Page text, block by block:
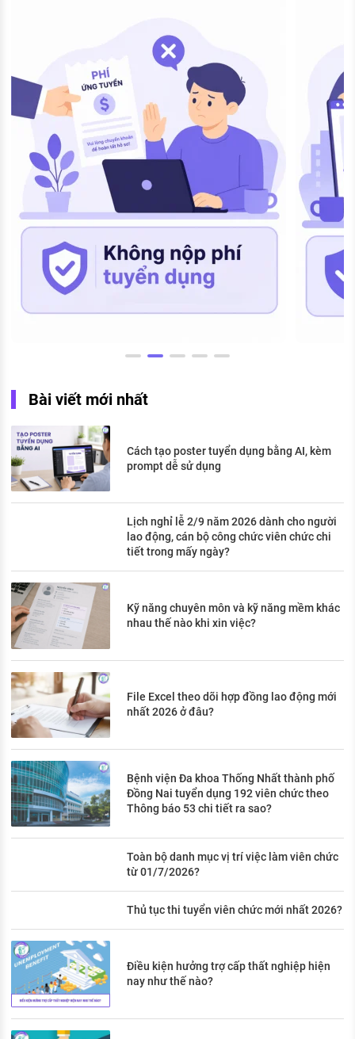
Bài viết mới nhất
Cách tạo poster tuyển dụng bằng AI, kèm
prompt dễ sử dụng
Lịch nghỉ lễ 2/9 năm 2026 dành cho người
lao động, cán bộ công chức viên chức chi
tiết trong mấy ngày?
Kỹ năng chuyên môn và kỹ năng mềm khác
nhau thế nào khi xin việc?
File Excel theo dõi hợp đồng lao động mới
nhất 2026 ở đâu?
Bệnh viện Đa khoa Thống Nhất thành phố
Đồng Nai tuyển dụng 192 viên chức theo
Thông báo 53 chi tiết ra sao?
Toàn bộ danh mục vị trí việc làm viên chức
từ 01/7/2026?
Thủ tục thi tuyển viên chức mới nhất 2026?
Điều kiện hưởng trợ cấp thất nghiệp hiện
nay như thế nào?